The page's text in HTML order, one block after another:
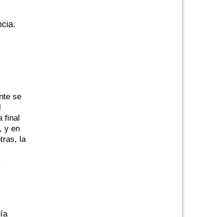
se
final
y en
la